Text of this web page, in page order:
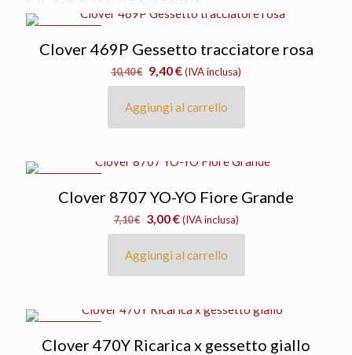
Clover 469P Gessetto tracciatore rosa
10,40€ Il
prezzo
originale
era:
9,40€Il
prezzo
attuale
(IVA inclusa)
Aggiungi al carrello
Clover 8707 YO-YO Fiore Grande
7,10€ Il
prezzo
originale
era:
3,00€Il
prezzo
attuale
(IVA inclusa)
Aggiungi al carrello
Clover 470Y Ricarica x gessetto giallo